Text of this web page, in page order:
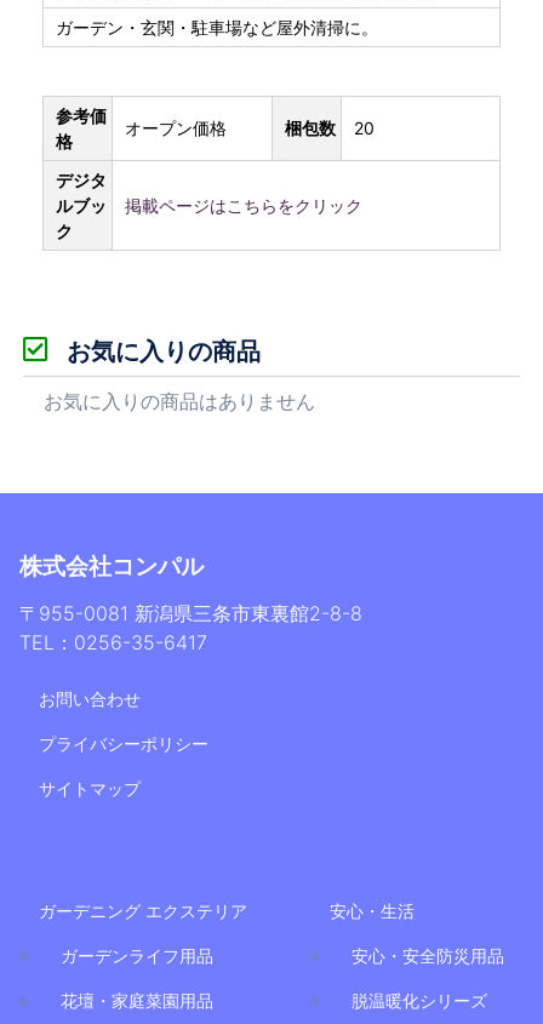
ガーデン・玄関・駐車場など屋外清掃に。
参考価
格
オープン価格 梱包数 20
デジタ
ルブッ
ク
掲載ページはこちらをクリック
お気に入りの商品
お気に入りの商品はありません
株式会社コンパル
〒955-0081 新潟県三条市東裏館2-8-8
TEL：0256-35-6417
お問い合わせ
プライバシーポリシー
サイトマップ
ガーデニング エクステリア
ガーデンライフ用品
花壇・家庭菜園用品
安心・生活
安心・安全防災用品
脱温暖化シリーズ